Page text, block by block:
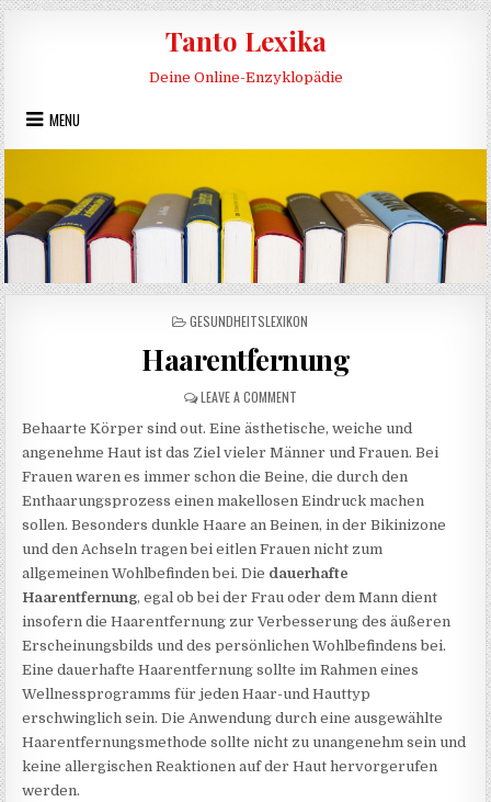
Skip to content
Tanto Lexika
Deine Online-Enzyklopädie
MENU
POSTED IN
GESUNDHEITSLEXIKON
Haarentfernung
LEAVE A COMMENTON HAARENTFERNUNG
Behaarte Körper sind out. Eine ästhetische, weiche und
angenehme Haut ist das Ziel vieler Männer und Frauen. Bei
Frauen waren es immer schon die Beine, die durch den
Enthaarungsprozess einen makellosen Eindruck machen
sollen. Besonders dunkle Haare an Beinen, in der Bikinizone
und den Achseln tragen bei eitlen Frauen nicht zum
allgemeinen Wohlbefinden bei. Die dauerhafte
Haarentfernung, egal ob bei der Frau oder dem Mann dient
insofern die Haarentfernung zur Verbesserung des äußeren
Erscheinungsbilds und des persönlichen Wohlbefindens bei.
Eine dauerhafte Haarentfernung sollte im Rahmen eines
Wellnessprogramms für jeden Haar-und Hauttyp
erschwinglich sein. Die Anwendung durch eine ausgewählte
Haarentfernungsmethode sollte nicht zu unangenehm sein und
keine allergischen Reaktionen auf der Haut hervorgerufen
werden.